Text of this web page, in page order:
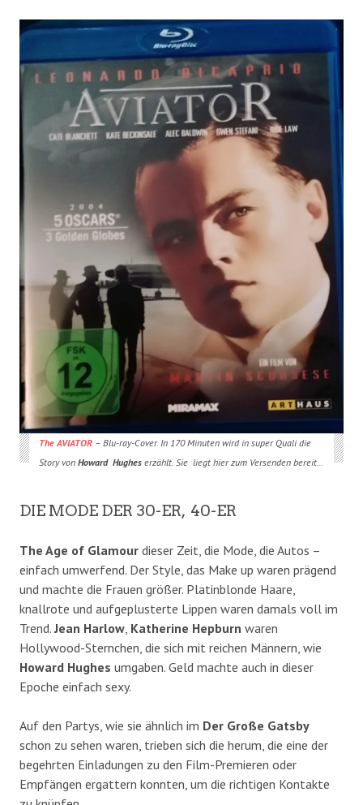
The AVIATOR– Blu-ray-Cover. In 170 Minuten wird in super Quali die
Story von Howard Hugheserzählt. Sie liegt hier zum Versenden bereit…
DIE MODE DER 30-ER, 40-ER
The Age of Glamour dieser Zeit, die Mode, die Autos –
einfach umwerfend. Der Style, das Make up waren prägend
und machte die Frauen größer. Platinblonde Haare,
knallrote und aufgeplusterte Lippen waren damals voll im
Trend.Jean Harlow Katherine Hepburn waren
Hollywood-Sternchen, die sich mit reichen Männern, wie
Howard Hughes umgaben. Geld machte auch in dieser
Epoche einfach sexy.
Auf den Partys, wie sie ähnlich im Der Große Gatsby
schon zu sehen waren, trieben sich die herum, die eine der
begehrten Einladungen zu den Film-Premieren oder
Empfängen ergattern konnten, um die richtigen Kontakte